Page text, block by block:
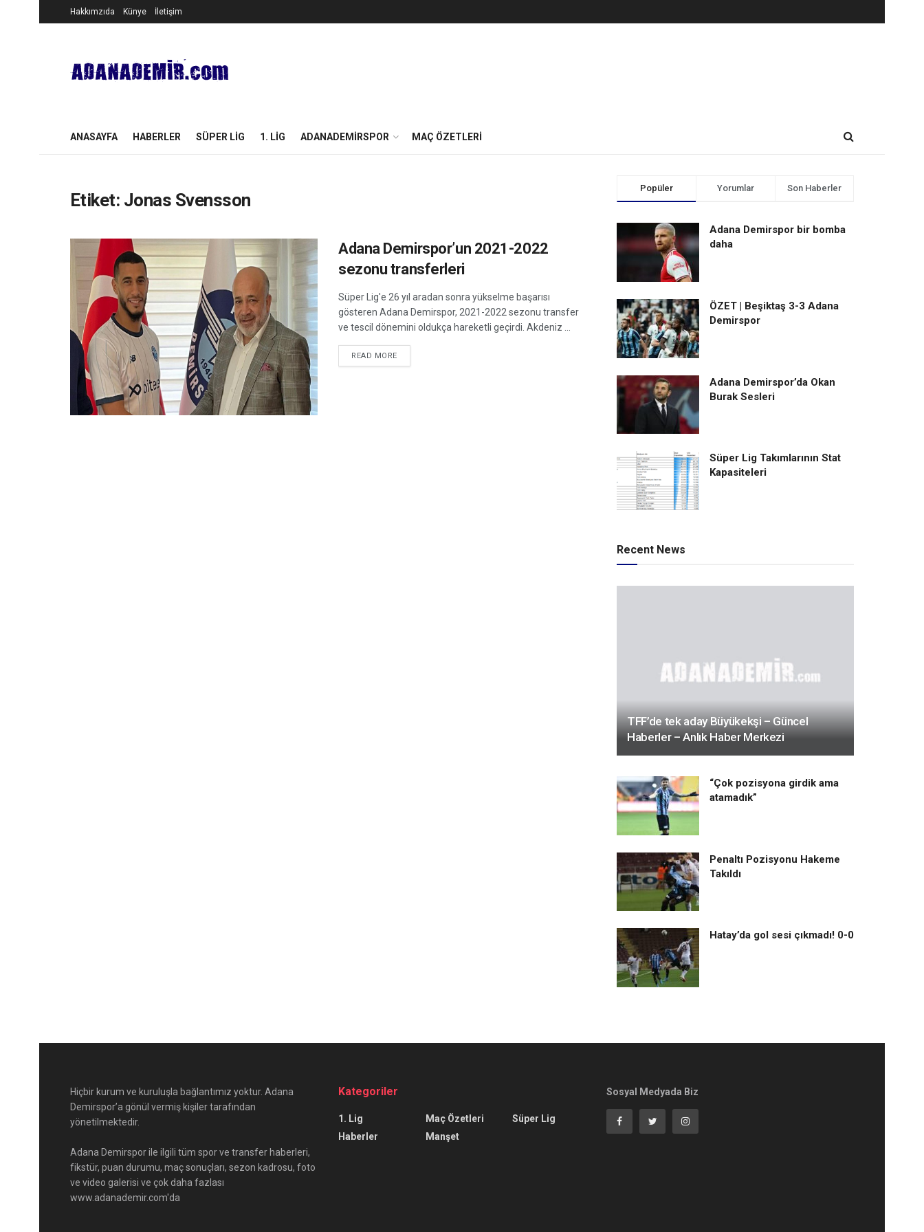
Hakkımzıda Künye İletişim
ANASAYFA HABERLER SÜPER LIG 1. LIG ADANADEMIRSPOR MAÇ ÖZETLERI
Etiket: Jonas Svensson
Adana Demirspor’un 2021-2022
sezonu transferleri
Süper Lig'e 26 yıl aradan sonra yükselme başarısı
gösteren Adana Demirspor, 2021-2022 sezonu transfer
ve tescil dönemini oldukça hareketli geçirdi. Akdeniz ...
READ MORE
Popüler Yorumlar Son Haberler
Adana Demirspor bir bomba
daha
ÖZET | Beşiktaş 3-3 Adana
Demirspor
Adana Demirspor’da Okan
Burak Sesleri
Süper Lig Takımlarının Stat
Kapasiteleri
Recent News
TFF’de tek aday Büyükekşi – Güncel
Haberler – Anlık Haber Merkezi
“Çok pozisyona girdik ama
atamadık”
Penaltı Pozisyonu Hakeme
Takıldı
Hatay’da gol sesi çıkmadı! 0-0
Hiçbir kurum ve kuruluşla bağlantımız yoktur. Adana
Demirspor’a gönül vermiş kişiler tarafından
yönetilmektedir.
Adana Demirspor ile ilgili tüm spor ve transfer haberleri,
fikstür, puan durumu, maç sonuçları, sezon kadrosu, foto
ve video galerisi ve çok daha fazlası
www.adanademir.com'da
Kategoriler
1. Lig
Haberler
Maç Özetleri
Manşet
Süper Lig
Sosyal Medyada Biz